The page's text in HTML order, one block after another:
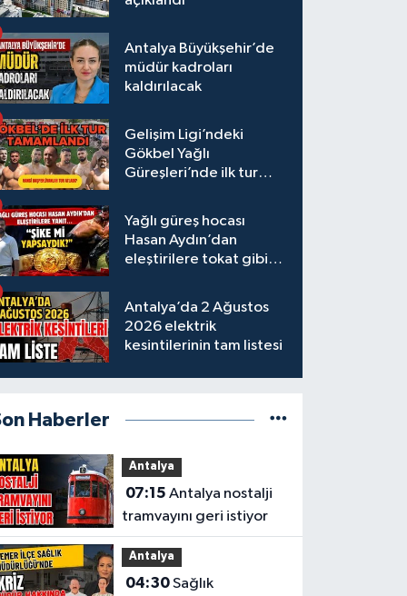
Antalya Büyükşehir’de
müdür kadroları
kaldırılacak
Gelişim Ligi’ndeki
Gökbel Yağlı
Güreşleri’nde ilk tur
Yağlı güreş hocası
Hasan Aydın’dan
eleştirilere tokat gibi
Antalya’da 2 Ağustos
2026 elektrik
kesintilerinin tam listesi
Haberler
Antalya
07:15
tramvayını geri istiyor
Antalya
04:30Sağlık